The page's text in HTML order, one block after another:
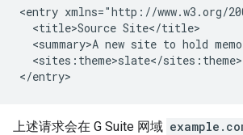
<entry xmlns="http://www.w3.org/
  <title>Source Site</title>
<summary>A new site to hold
  <sites:theme>slate</sites:theme>
</entry>
上述请求会在 G Suite 网域